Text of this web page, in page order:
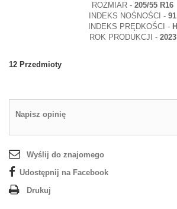
ROZMIAR - 205/55 R16
INDEKS NOŚNOŚCI - 91
INDEKS PRĘDKOŚCI - H
ROK PRODUKCJI - 2023
12 Przedmioty
Napisz opinię
Wyślij do znajomego
Udostępnij na Facebook
Drukuj